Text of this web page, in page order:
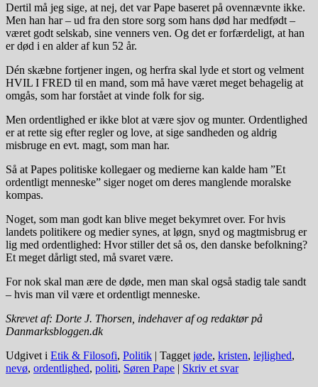
Dertil må jeg sige, at nej, det var Pape baseret på ovennævnte ikke.
Men han har – ud fra den store sorg som hans død har medfødt –
været godt selskab, sine venners ven. Og det er forfærdeligt, at han
er død i en alder af kun 52 år.
Dén skæbne fortjener ingen, og herfra skal lyde et stort og velment
HVIL I FRED til en mand, som må have været meget behagelig at
omgås, som har forstået at vinde folk for sig.
Men ordentlighed er ikke blot at være sjov og munter. Ordentlighed
er at rette sig efter regler og love, at sige sandheden og aldrig
misbruge en evt. magt, som man har.
Så at Papes politiske kollegaer og medierne kan kalde ham ”Et
ordentligt menneske” siger noget om deres manglende moralske
kompas.
Noget, som man godt kan blive meget bekymret over. For hvis
landets politikere og medier synes, at løgn, snyd og magtmisbrug er
lig med ordentlighed: Hvor stiller det så os, den danske befolkning?
Et meget dårligt sted, må svaret være.
For nok skal man ære de døde, men man skal også stadig tale sandt
– hvis man vil være et ordentligt menneske.
Skrevet af: Dorte J. Thorsen, indehaver af og redaktør på
Danmarksbloggen.dk
Udgivet i Etik & Filosofi, Politik | Tagget jøde, kristen, lejlighed,
nevø, ordentlighed, politi, Søren Pape | Skriv et svar